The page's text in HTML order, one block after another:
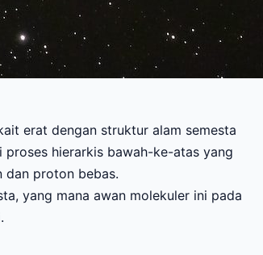
erat dengan struktur alam semesta
hierarkis bawah-ke-atas yang
dan proton bebas.
yang mana awan molekuler ini pada